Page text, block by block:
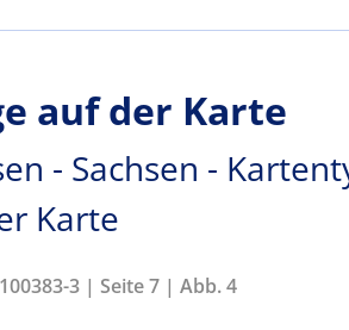
auf der Karte
- Sachsen -
Karte
3 | Seite 7 | Abb. 4